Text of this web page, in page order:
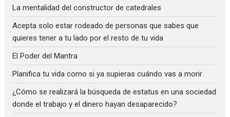
La mentalidad del constructor de catedrales
Acepta solo estar rodeado de personas que sabes que
quieres tener a tu lado por el resto de tu vida
El Poder del Mantra
Planifica tu vida como si ya supieras cuándo vas a morir
¿Cómo se realizará la búsqueda de estatus en una sociedad
donde el trabajo y el dinero hayan desaparecido?